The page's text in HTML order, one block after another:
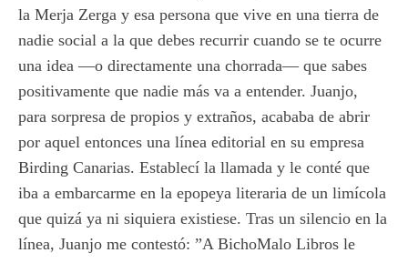
la Merja Zerga y esa persona que vive en una tierra de
nadie social a la que debes recurrir cuando se te ocurre
una idea —o directamente una chorrada— que sabes
positivamente que nadie más va a entender. Juanjo,
para sorpresa de propios y extraños, acababa de abrir
por aquel entonces una línea editorial en su empresa
Birding Canarias. Establecí la llamada y le conté que
iba a embarcarme en la epopeya literaria de un limícola
que quizá ya ni siquiera existiese. Tras un silencio en la
línea, Juanjo me contestó: ”A BichoMalo Libros le